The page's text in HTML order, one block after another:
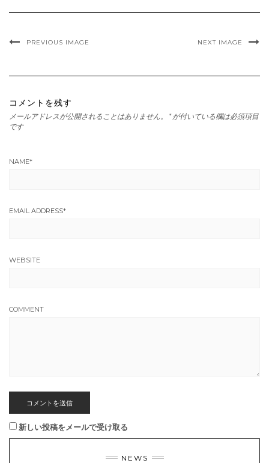
PREVIOUS IMAGE NEXT IMAGE
コメントを残す
メールアドレスが公開されることはありません。 * が付いている欄は必須項目
です
NAME*
EMAIL ADDRESS*
WEBSITE
COMMENT
新しい投稿をメールで受け取る
NEWS